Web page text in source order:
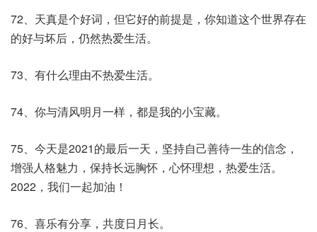
72、天真是个好词，但它好的前提是，你知道这个世界存在
的好与坏后，仍然热爱生活。
73、有什么理由不热爱生活。
74、你与清风明月一样，都是我的小宝藏。
75、今天是2021的最后一天，坚持自己善待一生的信念，
增强人格魅力，保持长远胸怀，心怀理想，热爱生活。
2022，我们一起加油！
76、喜乐有分享，共度日月长。